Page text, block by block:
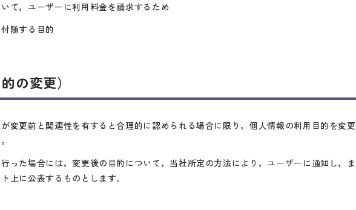
て，ユーザーに利用料金を請求するため
随する目的
の変更）
変更前と関連性を有すると合理的に認められる場合に限り，個人情報の利用目的を変更
った場合には，変更後の目的について，当社所定の方法により，ユーザーに通知し，ま
上に公表するものとします。